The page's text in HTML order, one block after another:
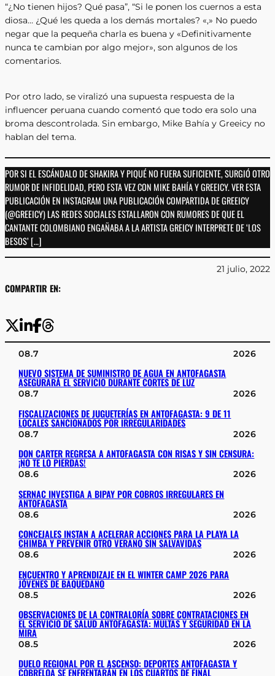
“¿No tienen hijos? Qué pasa”, “Si le ponen los cuernos a esta
diosa… ¿Qué les queda a los demás mortales? «,» No puedo
negar que la pequeña charla es buena y «Definitivamente
nunca te cambian por algo mejor», son algunos de los
comentarios.
Por otro lado, se viralizó una supuesta respuesta de la
influencer peruana cuando comentó que todo era solo una
broma descontrolada. Sin embargo, Mike Bahía y Greeicy no
hablan del tema.
POR SI EL ESCÁNDALO DE SHAKIRA Y PIQUÉ NO FUERA SUFICIENTE, SURGIÓ OTRO
RUMOR DE INFIDELIDAD, PERO ESTA VEZ CON MIKE BAHÍA Y GREEICY. VER ESTA
PUBLICACIÓN EN INSTAGRAM UNA PUBLICACIÓN COMPARTIDA DE GREEICY
(@GREEICY) LAS REDES SOCIALES ESTALLARON CON RUMORES DE QUE EL
CANTANTE COLOMBIANO ENGAÑABA A LA ARTISTA GREICY INTERPRETE DE ‘LOS
BESOS’ […]
COMPARTIR EN:
21 julio, 2022
08.7 2026
NUEVO SISTEMA DE SUMINISTRO DE AGUA EN ANTOFAGASTA
ASEGURARÁ EL SERVICIO DURANTE CORTES DE LUZ
08.7 2026
FISCALIZACIONES DE JUGUETERÍAS EN ANTOFAGASTA: 9 DE 11
LOCALES SANCIONADOS POR IRREGULARIDADES
08.7 2026
DON CARTER REGRESA A ANTOFAGASTA CON RISAS Y SIN CENSURA:
¡NO TE LO PIERDAS!
08.6 2026
SERNAC INVESTIGA A BIPAY POR COBROS IRREGULARES EN
ANTOFAGASTA
08.6 2026
CONCEJALES INSTAN A ACELERAR ACCIONES PARA LA PLAYA LA
CHIMBA Y PREVENIR OTRO VERANO SIN SALVAVIDAS
08.6 2026
ENCUENTRO Y APRENDIZAJE EN EL WINTER CAMP 2026 PARA
JÓVENES DE BAQUEDANO
08.5 2026
OBSERVACIONES DE LA CONTRALORÍA SOBRE CONTRATACIONES EN
EL SERVICIO DE SALUD ANTOFAGASTA: MULTAS Y SEGURIDAD EN LA
MIRA
08.5 2026
DUELO REGIONAL POR EL ASCENSO: DEPORTES ANTOFAGASTA Y
COBRELOA SE ENFRENTARÁN EN LOS CUARTOS DE FINAL